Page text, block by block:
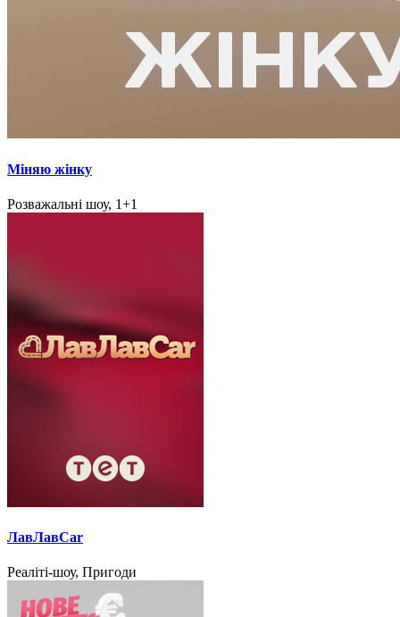
Міняю жінку
Розважальні шоу, 1+1
ЛавЛавCar
Реаліті-шоу, Пригоди